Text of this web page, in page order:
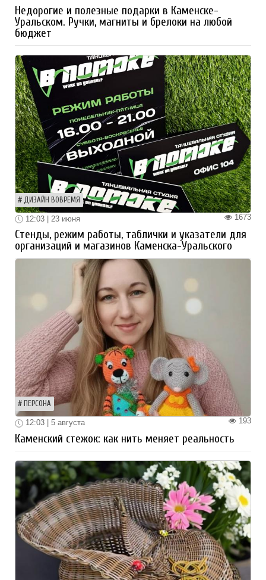
Недорогие и полезные подарки в Каменске-
Уральском. Ручки, магниты и брелоки на любой
бюджет
ДИЗАЙН ВОВРЕМЯ
1673
12:03 | 23 июня
Стенды, режим работы, таблички и указатели для
организаций и магазинов Каменска-Уральского
ПЕРСОНА
193
12:03 | 5 августа
Каменский стежок: как нить меняет реальность